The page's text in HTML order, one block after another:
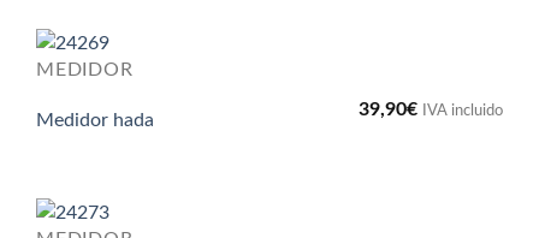
MEDIDOR
Medidor hada
39,90€ IVA incluido